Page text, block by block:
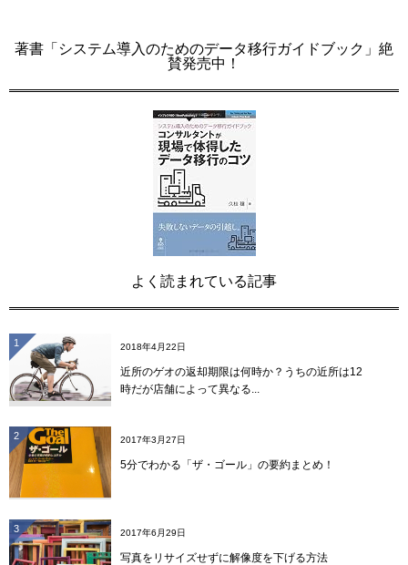
著書「システム導入のためのデータ移行ガイドブック」絶
賛発売中！
よく読まれている記事
1 2018年4月22日
近所のゲオの返却期限は何時か？うちの近所は12
時だが店舗によって異なる...
2 2017年3月27日
5分でわかる「ザ・ゴール」の要約まとめ！
3 2017年6月29日
写真をリサイズせずに解像度を下げる方法